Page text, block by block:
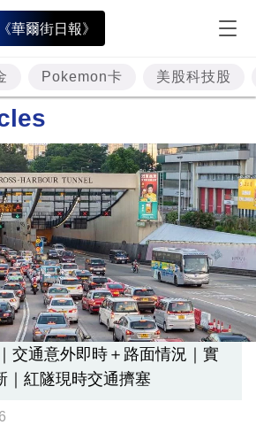
華爾街日報》
Pokemon卡 美股科技股
交通意外即時＋路面情況｜實
｜紅隧現時交通擠塞